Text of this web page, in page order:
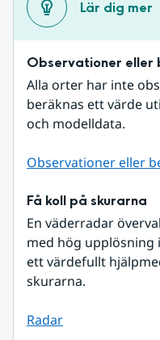
Lär dig mer
Observationer eller
Alla orter har inte
beräknas ett värde
och modelldata.
Observationer eller
Få koll på skurarna
En väderradar
med hög upplösning
ett värdefullt
skurarna.
Radar